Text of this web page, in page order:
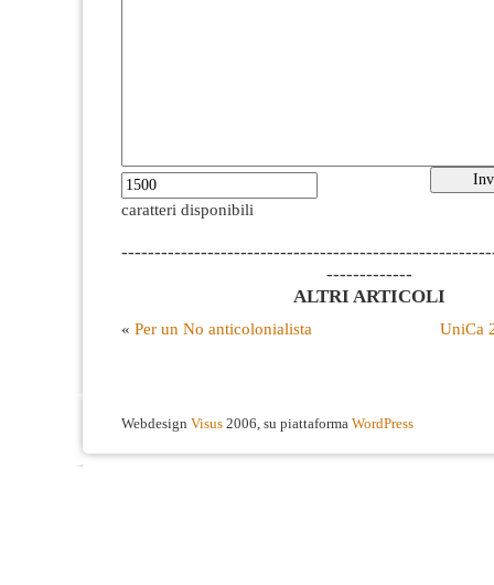
caratteri disponibili
-------------
ALTRI ARTICOLI
« Per un No anticolonialista UniCa
Webdesign Visus 2006, su piattaforma WordPress